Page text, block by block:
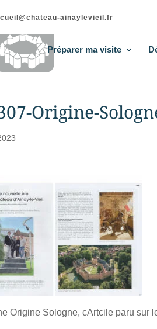
ainaylevieil.fr
Préparer ma visite
Origine-
Origine Sologne, cArtcile paru sur